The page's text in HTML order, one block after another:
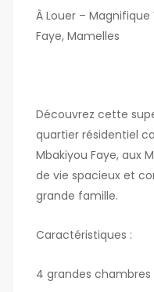
À Louer – Magnifique
Faye, Mamelles
Découvrez cette
quartier résidentiel
Mbakiyou Faye, aux
de vie spacieux et
grande famille.
Caractéristiques :
4 grandes chambres